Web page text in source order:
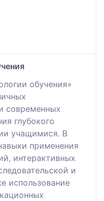
обучения»
современных
глубокого
учащимися. В
применения
интерактивных
и
использование